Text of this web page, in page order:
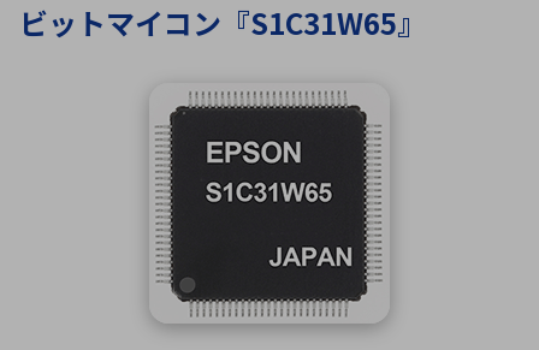
ワイヤレス給電
ロボティクス（AI）
データセンタ・クラウド
ミリ波レーダー
計測・検出
品質管理・検査
接着・接合
製品製造・加工
ICTソリューション 組立・ロボティクス
レーザー・光学部品 組込コンピュータ
B C
F
J K
O
R S
ビットマイコン『S1C31W65』